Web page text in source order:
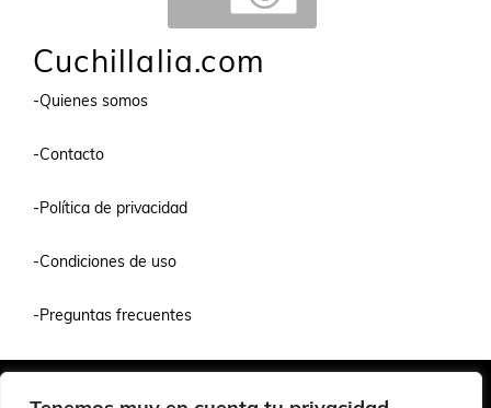
Cuchillalia.com
-Quienes somos
-Contacto
-Política de privacidad
-Condiciones de uso
-Preguntas frecuentes